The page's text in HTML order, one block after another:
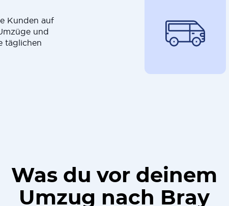
Kunden auf
und
täglichen
Was du vor deinem
Umzug nach Bray